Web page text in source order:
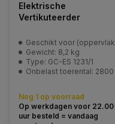
Elektrische
Vertikuteerder
Geschikt voor (oppervlakte): 300 m2
Gewicht: 8,2 kg
Type: GC-ES 1231/1
Onbelast toerental: 2800 min^-1
Nog 1 op voorraad
Op werkdagen voor 22.00
uur besteld = vandaag